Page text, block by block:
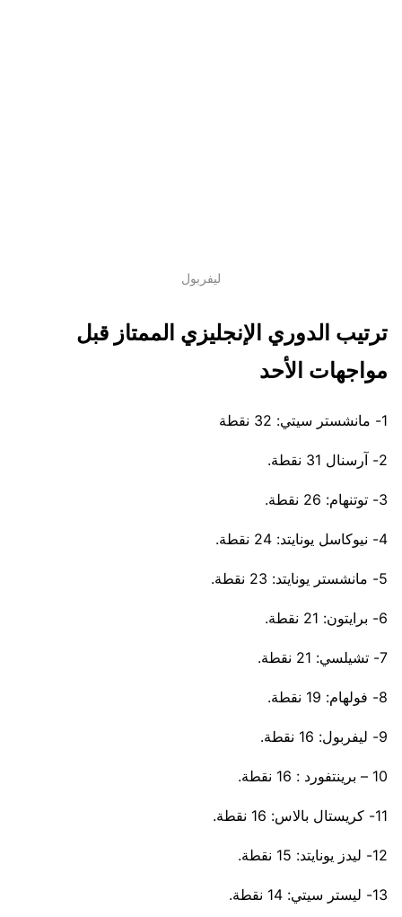
ليفربول
ترتيب الدوري الإنجليزي الممتاز قبل
مواجهات الأحد
1- مانشستر سيتي: 32 نقطة
2- آرسنال 31 نقطة.
3- توتنهام: 26 نقطة.
4- نيوكاسل يونايتد: 24 نقطة.
5- مانشستر يونايتد: 23 نقطة.
6- برايتون: 21 نقطة.
7- تشيلسي: 21 نقطة.
8- فولهام: 19 نقطة.
9- ليفربول: 16 نقطة.
10 – برينتفورد : 16 نقطة.
11- كريستال بالاس: 16 نقطة.
12- ليدز يونايتد: 15 نقطة.
13- ليستر سيتي: 14 نقطة.